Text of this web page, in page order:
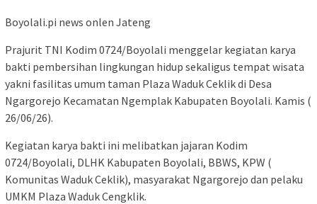
Boyolali.pi news onlen Jateng
Prajurit TNI Kodim 0724/Boyolali menggelar kegiatan karya
bakti pembersihan lingkungan hidup sekaligus tempat wisata
yakni fasilitas umum taman Plaza Waduk Ceklik di Desa
Ngargorejo Kecamatan Ngemplak Kabupaten Boyolali. Kamis (
26/06/26).
Kegiatan karya bakti ini melibatkan jajaran Kodim
0724/Boyolali, DLHK Kabupaten Boyolali, BBWS, KPW (
Komunitas Waduk Ceklik), masyarakat Ngargorejo dan pelaku
UMKM Plaza Waduk Cengklik.